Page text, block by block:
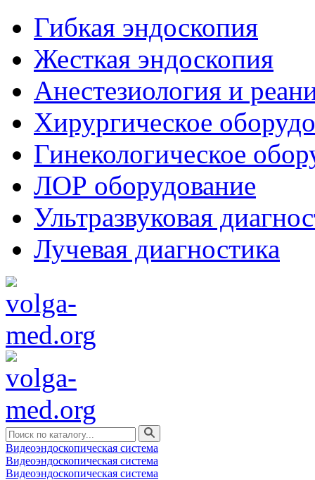
Гибкая эндоскопия
Жесткая эндоскопия
Анестезиология и
Хирургическое
Гинекологическое
ЛОР оборудование
Ультразвуковая
Лучевая диагностика
Видеоэндоскопическая система
Видеоэндоскопическая система
Видеоэндоскопическая система